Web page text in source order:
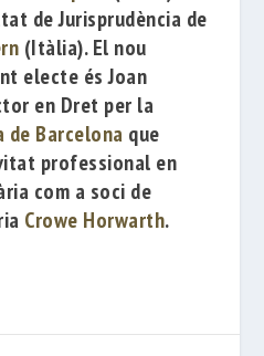
de Jurisprudència de
(Itàlia). El nou
electe ésJoan
en Dret per la
de Barcelona que
professional en
com a soci de
Crowe Horwarth.